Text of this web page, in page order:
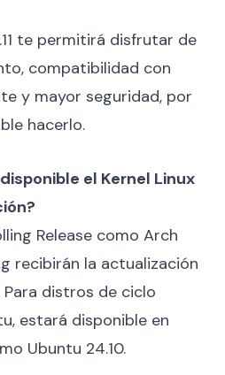
te permitirá disfrutar de
compatibilidad con
y mayor seguridad, por
hacerlo.
el Kernel Linux
Release como Arch
recibirán la actualización
distros de ciclo
estará disponible en
Ubuntu 24.10.